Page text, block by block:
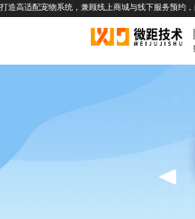
打造高适配宠物系统，兼顾线上商城与线下服务预约